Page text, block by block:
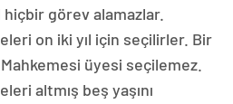
hiçbir görev alamazlar.
on iki yıl için seçilirler. Bir
üyesi seçilemez.
altmış beş yaşını